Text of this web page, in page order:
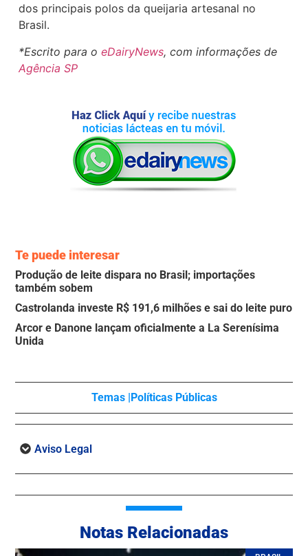
dos principais polos da queijaria artesanal no
Brasil.
*Escrito para oeDairyNews, com informações de
Agência SP
Te puede interesar
Produção de leite dispara no Brasil; importações
também sobem
Castrolanda investe R$ 191,6 milhões e sai do leite puro
Arcor e Danone lançam oficialmente a La Serenísima
Unida
Temas |Políticas Públicas
Aviso Legal
Notas Relacionadas